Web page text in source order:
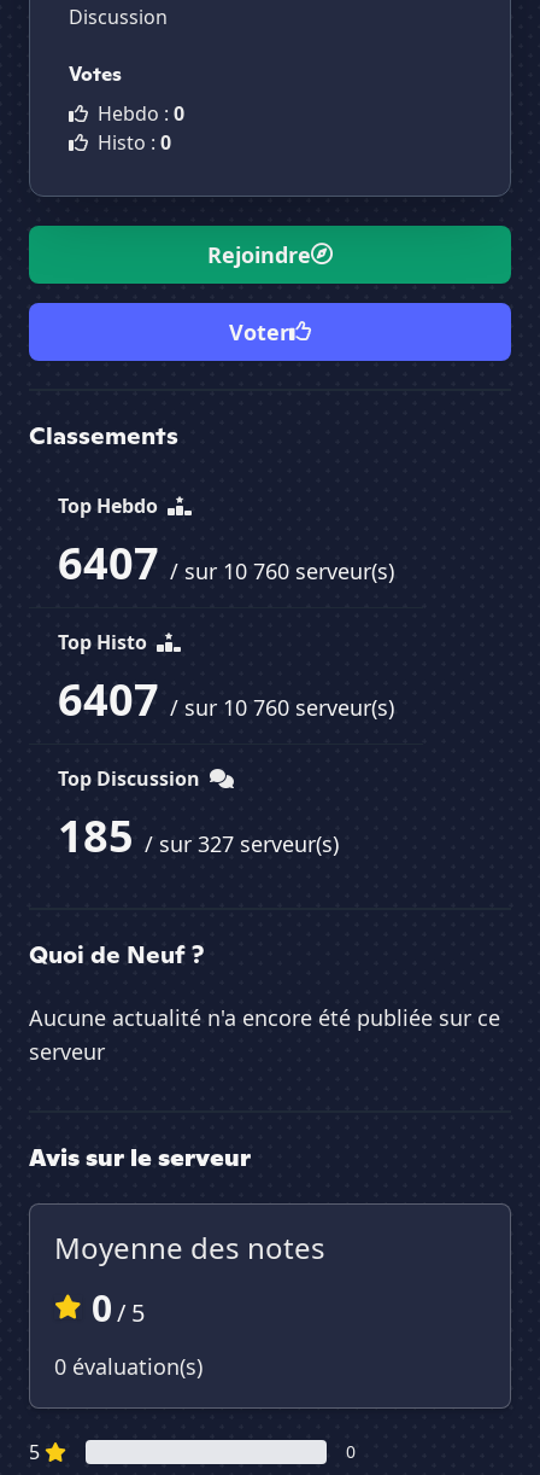
Discussion
Votes
Hebdo : 0
Histo : 0
Rejoindre
Voter
Classements
Top Hebdo
6407 / sur 10 760 serveur(s)
Top Histo
6407 / sur 10 760 serveur(s)
Top Discussion
185 / sur 327 serveur(s)
Quoi de Neuf ?
Aucune actualité n'a encore été publiée sur ce
serveur
Avis sur le serveur
Moyenne des notes
0/ 5
0 évaluation(s)
5 0